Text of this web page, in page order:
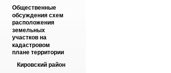
Общественные
обсуждения схем
расположения
земельных
участков на
кадастровом
плане территории
Кировский район